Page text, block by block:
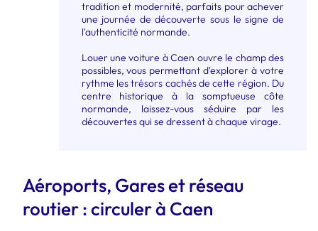
tradition et modernité, parfaits pour achever
une journée de découverte sous le signe de
l'authenticité normande.
Louer une voiture à Caen ouvre le champ des
possibles, vous permettant d'explorer à votre
rythme les trésors cachés de cette région. Du
centre historique à la somptueuse côte
normande, laissez-vous séduire par les
découvertes qui se dressent à chaque virage.
Aéroports, Gares et réseau
routier : circuler à Caen